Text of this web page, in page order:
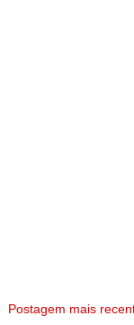
Postagem mais